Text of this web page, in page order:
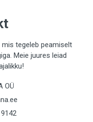
tegeleb peamiselt
Meie juures leiad
OÜ